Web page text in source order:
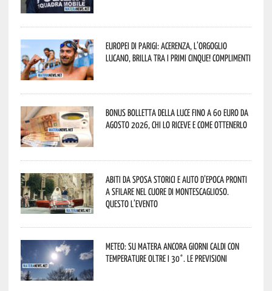
Europei di Parigi: Acerenza, l’orgoglio
lucano, brilla tra i primi cinque! Complimenti
Bonus bolletta della luce fino a 60 euro da
agosto 2026, chi lo riceve e come ottenerlo
Abiti da sposa storici e auto d’epoca pronti
a sfilare nel cuore di Montescaglioso.
Questo l’evento
Meteo: su Matera ancora giorni caldi con
temperature oltre i 30°. Le previsioni